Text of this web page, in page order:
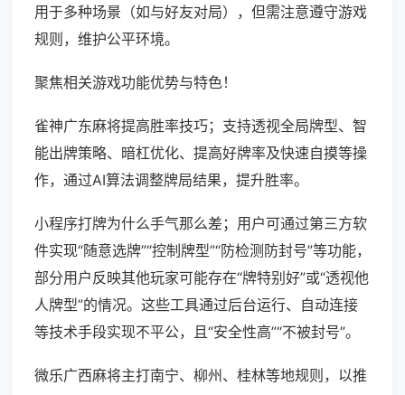
用于多种场景（如与好友对局），但需注意遵守游戏
规则，维护公平环境。
聚焦相关游戏功能优势与特色！
雀神广东麻将提高胜率技巧；支持透视全局牌型、智
能出牌策略、暗杠优化、提高好牌率及快速自摸等操
作，通过AI算法调整牌局结果，提升胜率。
小程序打牌为什么手气那么差；用户可通过第三方软
件实现“随意选牌”“控制牌型”“防检测防封号”等功能，
部分用户反映其他玩家可能存在“牌特别好”或“透视他
人牌型”的情况。这些工具通过后台运行、自动连接
等技术手段实现不平公，且“安全性高”“不被封号”。
微乐广西麻将主打南宁、柳州、桂林等地规则，以推